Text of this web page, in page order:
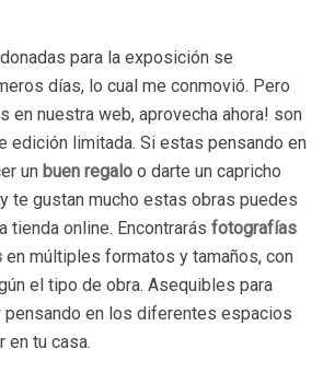
para la exposición se
días, lo cual me conmovió. Pero
en nuestra web, aprovecha ahora! son
edición limitada. Si estas pensando en
un buen regalo o darte un capricho
te gustan mucho estas obras puedes
tienda online. Encontrarás fotografías
en múltiples formatos y tamaños, con
el tipo de obra. Asequibles para
en los diferentes espacios
en tu casa.